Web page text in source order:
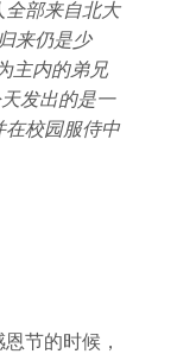
部来自北大
来仍是少
主内的弟兄
发出的是一
校园服侍中
节的时候，